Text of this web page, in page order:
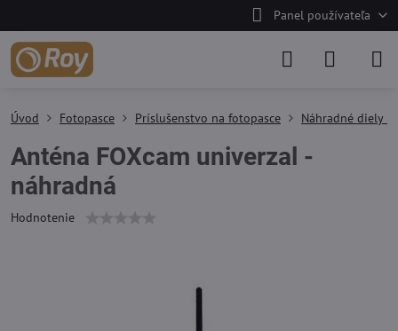
Panel používateľa
Úvod Fotopasce Príslušenstvo na fotopasce Náhradné diely
Anténa FOXcam univerzal -
náhradná
Hodnotenie